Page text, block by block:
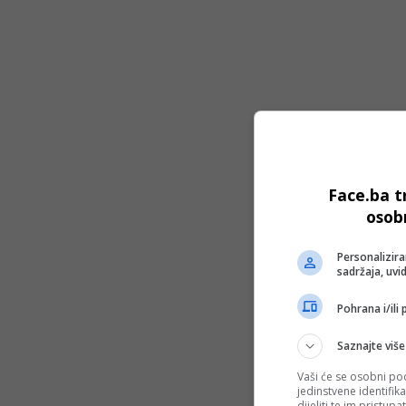
Face.ba
sadržaja,
Pohrana i/ili
Saznajte više
Vaši će se osobni
jedinstvene